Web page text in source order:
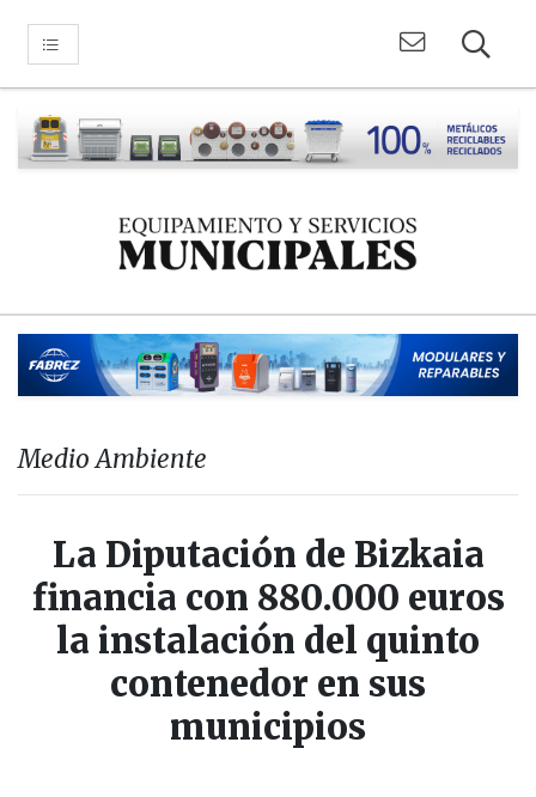
Medio Ambiente
La Diputación de Bizkaia
financia con 880.000 euros
la instalación del quinto
contenedor en sus
municipios